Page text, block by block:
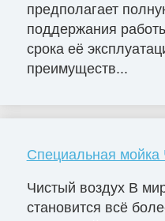
предполагает
поддержания
срока её
преимуществ...
Специальная мойка
Чистый воздух В
становится всё